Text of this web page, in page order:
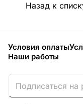
Назад к
Условия оплаты
Наши работы